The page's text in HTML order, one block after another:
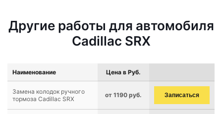
Другие работы для автомобиля
Cadillac SRX
Наименование Цена в Руб.
Замена колодок ручного
тормоза Cadillac SRX
от 1190 руб. Записаться